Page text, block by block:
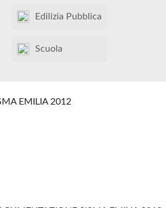
Edilizia Pubblica
Scuola
EMILIA 2012